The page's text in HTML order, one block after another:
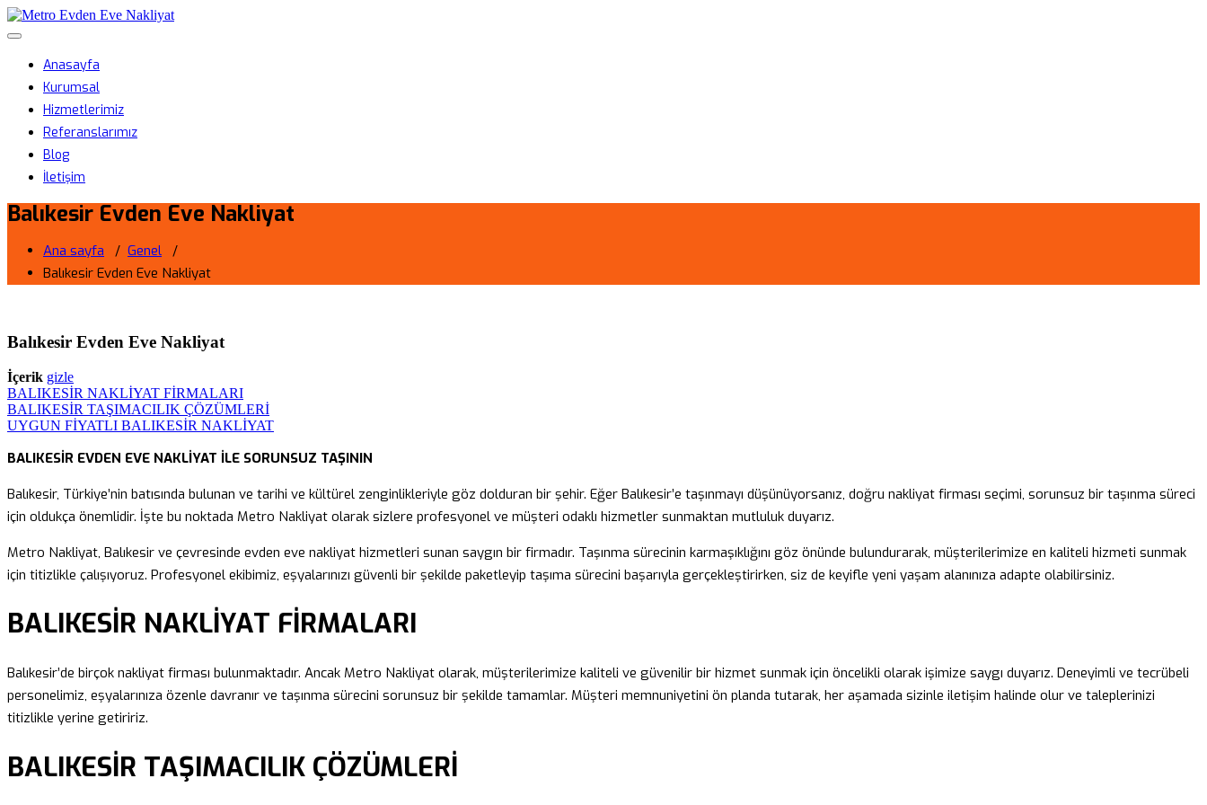
Skip
to
Metro Evden Eve Nakliyat
Anasayfa
Kurumsal
Hizmetlerimiz
Referanslarımız
Blog
İletişim
Balıkesir Evden Eve Nakliyat
Ana sayfa / Genel /
Balıkesir Evden Eve Nakliyat
Balıkesir Evden Eve Nakliyat
İçerik gizle
BALIKESİR NAKLİYAT FİRMALARI
BALIKESİR TAŞIMACILIK ÇÖZÜMLERİ
UYGUN FİYATLI BALIKESİR NAKLİYAT
BALIKESİR EVDEN EVE NAKLİYAT İLE SORUNSUZ TAŞININ
Balıkesir, Türkiye’nin batısında bulunan ve tarihi ve kültürel zenginlikleriyle göz dolduran bir şehir. Eğer Balıkesir’e taşınmayı düşünüyorsanız, doğru nakliyat firması seçimi, sorunsuz bir taşınma süreci
için oldukça önemlidir. İşte bu noktada Metro Nakliyat olarak sizlere profesyonel ve müşteri odaklı hizmetler sunmaktan mutluluk duyarız.
Metro Nakliyat, Balıkesir ve çevresinde evden eve nakliyat hizmetleri sunan saygın bir firmadır. Taşınma sürecinin karmaşıklığını göz önünde bulundurarak, müşterilerimize en kaliteli hizmeti sunmak
için titizlikle çalışıyoruz. Profesyonel ekibimiz, eşyalarınızı güvenli bir şekilde paketleyip taşıma sürecini başarıyla gerçekleştirirken, siz de keyifle yeni yaşam alanınıza adapte olabilirsiniz.
BALIKESİR NAKLİYAT FİRMALARI
Balıkesir’de birçok nakliyat firması bulunmaktadır. Ancak Metro Nakliyat olarak, müşterilerimize kaliteli ve güvenilir bir hizmet sunmak için öncelikli olarak işimize saygı duyarız. Deneyimli ve tecrübeli
personelimiz, eşyalarınıza özenle davranır ve taşınma sürecini sorunsuz bir şekilde tamamlar. Müşteri memnuniyetini ön planda tutarak, her aşamada sizinle iletişim halinde olur ve taleplerinizi
titizlikle yerine getiririz.
BALIKESİR TAŞIMACILIK ÇÖZÜMLERİ